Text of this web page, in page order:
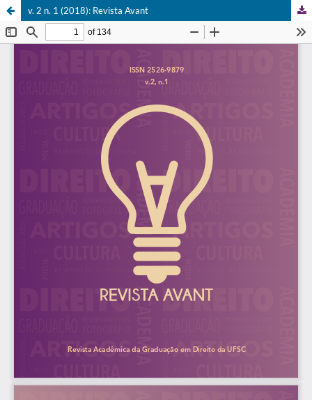
v. 2 n. 1 (2018): Revista Avant